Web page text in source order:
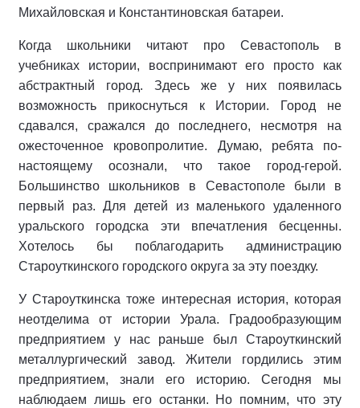
Михайловская и Константиновская батареи.
Когда школьники читают про Севастополь в
учебниках истории, воспринимают его просто как
абстрактный город. Здесь же у них появилась
возможность прикоснуться к Истории. Город не
сдавался, сражался до последнего, несмотря на
ожесточенное кровопролитие. Думаю, ребята по-
настоящему осознали, что такое город-герой.
Большинство школьников в Севастополе были в
первый раз. Для детей из маленького удаленного
уральского городска эти впечатления бесценны.
Хотелось бы поблагодарить администрацию
Староуткинского городского округа за эту поездку.
У Староуткинска тоже интересная история, которая
неотделима от истории Урала. Градообразующим
предприятием у нас раньше был Староуткинский
металлургический завод. Жители гордились этим
предприятием, знали его историю. Сегодня мы
наблюдаем лишь его останки. Но помним, что эту